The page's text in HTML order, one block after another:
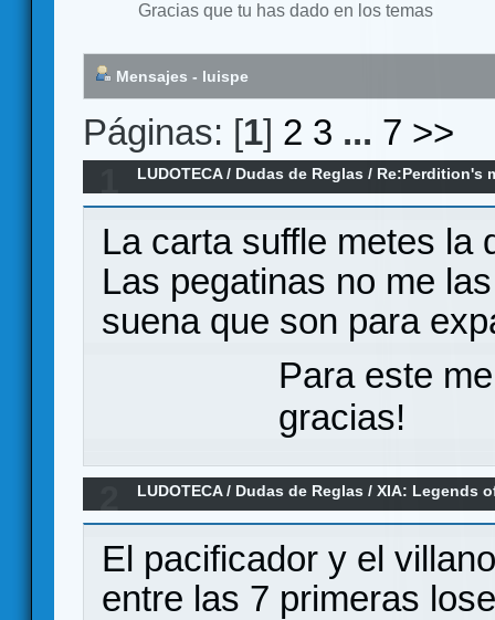
Gracias que tu has dado en los temas
Mensajes - luispe
Páginas: [1] 2 3 ... 7 >>
LUDOTECA/ Dudas de Reglas / Re:Perdition's
revisada (dudas)
La carta suffle metes la
Las pegatinas no me
suena que son para
Para este
gracias!
LUDOTECA/ Dudas de Reglas /XIA: Legends
El pacificador y el
entre las 7 primeras